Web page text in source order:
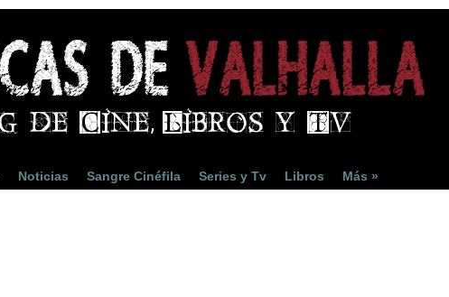
Noticias Sangre Cinéfila Series y Tv Libros Más »